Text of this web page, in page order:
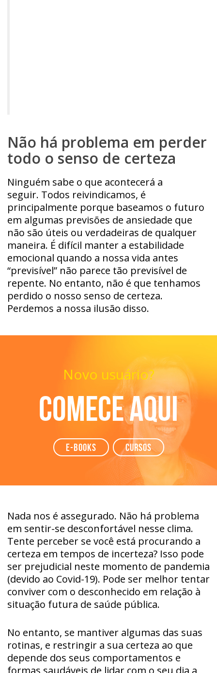
Não há problema em perder
todo o senso de certeza
Ninguém sabe o que acontecerá a
seguir. Todos reivindicamos, é
principalmente porque baseamos o futuro
em algumas previsões de ansiedade que
não são úteis ou verdadeiras de qualquer
maneira. É difícil manter a estabilidade
emocional quando a nossa vida antes
“previsível” não parece tão previsível de
repente. No entanto, não é que tenhamos
perdido o nosso senso de certeza.
Perdemos a nossa ilusão disso.
Novo usuário?
Comece aqui
e-books Cursos
Nada nos é assegurado. Não há problema
em sentir-se desconfortável nesse clima.
Tente perceber se você está procurando a
certeza em tempos de incerteza? Isso pode
ser prejudicial neste momento de pandemia
(devido ao Covid-19). Pode ser melhor tentar
conviver com o desconhecido em relação à
situação futura de saúde pública.
No entanto, se mantiver algumas das suas
rotinas, e restringir a sua certeza ao que
depende dos seus comportamentos e